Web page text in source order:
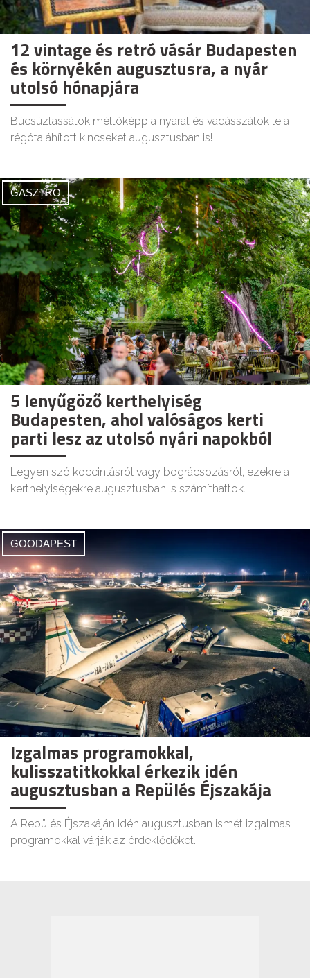
12 vintage és retró vásár Budapesten
és környékén augusztusra, a nyár
utolsó hónapjára
Búcsúztassátok méltóképp a nyarat és vadásszátok le a
régóta áhított kincseket augusztusban is!
GASZTRO
5 lenyűgöző kerthelyiség
Budapesten, ahol valóságos kerti
parti lesz az utolsó nyári napokból
Legyen szó koccintásról vagy bográcsozásról, ezekre a
kerthelyiségekre augusztusban is számíthattok.
GOODAPEST
Izgalmas programokkal,
kulisszatitkokkal érkezik idén
augusztusban a Repülés Éjszakája
A Repülés Éjszakáján idén augusztusban ismét izgalmas
programokkal várják az érdeklődőket.